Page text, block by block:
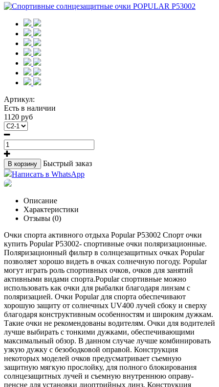
Артикул:
Есть в наличии
1120 руб
В корзину
Быстрый заказ
Написать в WhatsApp
Описание
Характеристики
Отзывы (0)
Очки спорта активного отдыха Popular P53002 Спорт очки
купить Popular P53002- спортивные очки поляризационные.
Поляризационный фильтр в солнцезащитных очках Popular
позволяет хорошо видеть в очках солнечную погоду. Popular
могут играть роль спортивных очков, очков для занятий
активными видами спорта.Popular спортивные можно
использовать как очки для рыбалки благодаря линзам с
поляризацией. Очки Popular для спорта обеспечивают
хорошую защиту от солнечных UV400 лучей сбоку и сверху
благодаря конструктивным особенностям и широким дужкам.
Такие очки не рекомендованы водителям. Очки для водителей
лучше выбирать с тонкими дужками, обеспечивающими
максимальный обзор. В данном случае лучше комбинировать
узкую дужку с безободковой оправой. Конструкция
некоторых моделей очков предусматривает съемную
защитную мягкую прослойку, для полного блокирования
солнцезащитных лучей и съемную внутреннюю оправу-
пенсне для установки диоптрийных линз. Конструкция